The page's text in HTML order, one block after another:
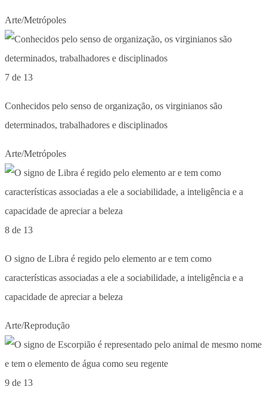
Arte/Metrópoles
7 de 13
Conhecidos pelo senso de organização, os virginianos são
determinados, trabalhadores e disciplinados
Arte/Metrópoles
8 de 13
O signo de Libra é regido pelo elemento ar e tem como
características associadas a ele a sociabilidade, a inteligência e a
capacidade de apreciar a beleza
Arte/Reprodução
9 de 13